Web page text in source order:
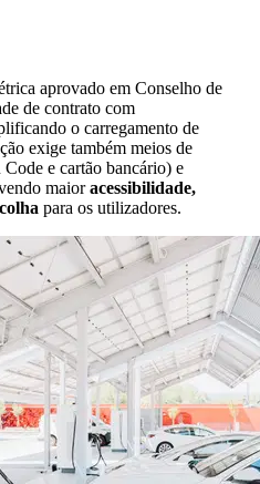
aprovado em Conselho de
de contrato com
o carregamento de
exige também meios de
e cartão bancário) e
maioracessibilidade,
para os utilizadores.